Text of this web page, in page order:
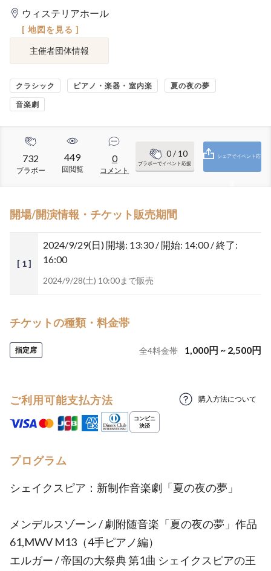
ウィステリアホール
[ 地図を見る ]
主催者団体情報
クラシック ピアノ・楽器・室内楽 夏の夜の夢
音楽劇
732
ブラボー
449
回閲覧
0
コメント
0/ 10
ブラボーでイベント応援
シェアでイベント応
開場/開演情報・チケット販売期間
[ 1 ]
2024/9/29(日) 開場: 13:30 / 開始: 14:00 / 終了:
16:00
2024/9/28(土) 10:00まで販売
チケットの種類・料金帯
指定席 全4料金帯 1,000円 ~ 2,500円
ご利用可能支払方法 購入方法について
プログラム
シェイクスピア：新制作音楽劇「夏の夜の夢」
メンデルスゾーン / 劇附随音楽「夏の夜の夢」作品
61,MWV M13（4手ピアノ編）
エルガー / 帝国の大祭典 第1曲 シェイクスピアの王